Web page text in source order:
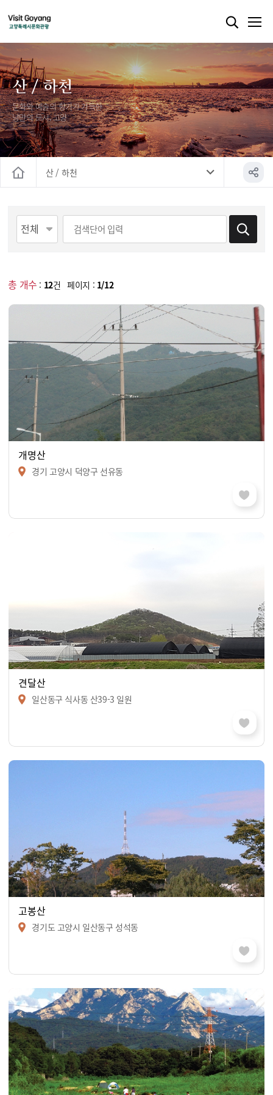
산 / 하천
문화와 예술의 향기가 가득한
낭만의 도시, 고양
산 / 하천
총 개수 : 12건 페이지 : 1/12
개명산
경기 고양시 덕양구 선유동
견달산
일산동구 식사동 산39-3 일원
고봉산
경기도 고양시 일산동구 성석동